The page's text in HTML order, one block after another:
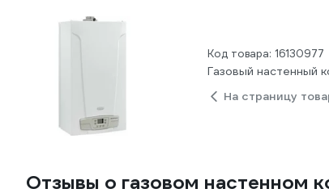
Код товара: 16130977
Газовый настенный
На страницу
Отзывы о газовом настенном